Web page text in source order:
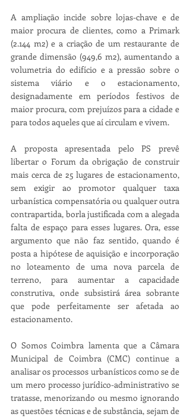
A ampliação incide sobre lojas-chave e de
maior procura de clientes, como a Primark
(2.144 m2) e a criação de um restaurante de
grande dimensão (949,6 m2), aumentando a
volumetria do edifício e a pressão sobre o
sistema viário e o estacionamento,
designadamente em períodos festivos de
maior procura, com prejuízos para a cidade e
para todos aqueles que aí circulam e vivem.
A proposta apresentada pelo PS prevê
libertar o Forum da obrigação de construir
mais cerca de 25 lugares de estacionamento,
sem exigir ao promotor qualquer taxa
urbanística compensatória ou qualquer outra
contrapartida, borla justificada com a alegada
falta de espaço para esses lugares. Ora, esse
argumento que não faz sentido, quando é
posta a hipótese de aquisição e incorporação
no loteamento de uma nova parcela de
terreno, para aumentar a capacidade
construtiva, onde subsistirá área sobrante
que pode perfeitamente ser afetada ao
estacionamento.
O Somos Coimbra lamenta que a Câmara
Municipal de Coimbra (CMC) continue a
analisar os processos urbanísticos como se de
um mero processo jurídico-administrativo se
tratasse, menorizando ou mesmo ignorando
as questões técnicas e de substância, sejam de